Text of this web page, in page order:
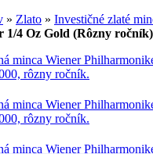
» Zlato » Investičné zlaté
1/4 Oz Gold (Rôzny ročník)